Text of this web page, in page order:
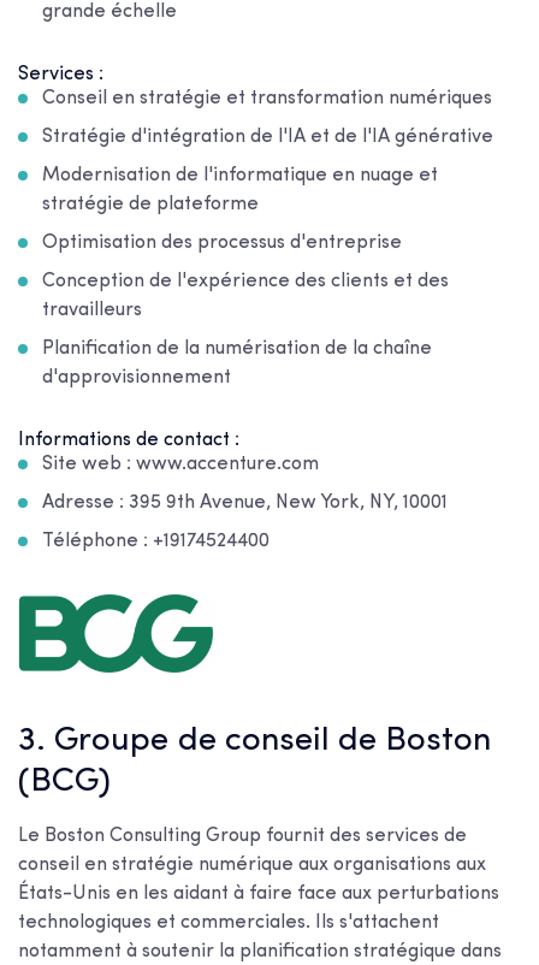
grande échelle
Services :
Conseil en stratégie et transformation numériques
Stratégie d'intégration de l'IA et de l'IA générative
Modernisation de l'informatique en nuage et
stratégie de plateforme
Optimisation des processus d'entreprise
Conception de l'expérience des clients et des
travailleurs
Planification de la numérisation de la chaîne
d'approvisionnement
Informations de contact :
Site web : www.accenture.com
Adresse : 395 9th Avenue, New York, NY, 10001
Téléphone : +19174524400
3. Groupe de conseil de Boston
(BCG)
Le Boston Consulting Group fournit des services de
conseil en stratégie numérique aux organisations aux
États-Unis en les aidant à faire face aux perturbations
technologiques et commerciales. Ils s'attachent
notamment à soutenir la planification stratégique dans